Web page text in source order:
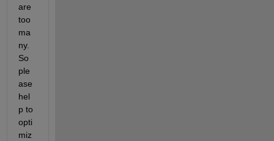
are
too
ma
ny.
So
ple
ase
hel
p to
opti
miz